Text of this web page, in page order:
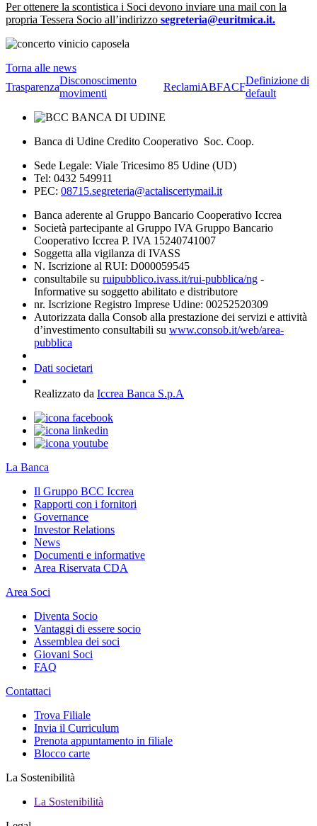
Per ottenere la scontistica i Soci devono inviare una mail con la
propria Tessera Socio all’indirizzo segreteria@euritmica.it.
Torna alle news
Trasparenza
Disconoscimento
movimenti
ReclamiABFACF
Definizione di
default
Banca di Udine Credito Cooperativo Soc. Coop.
Sede Legale: Viale Tricesimo 85 Udine (UD)
Tel: 0432 549911
PEC: 08715.segreteria@actaliscertymail.it
Banca aderente al Gruppo Bancario Cooperativo Iccrea
Società partecipante al Gruppo IVA Gruppo Bancario
Cooperativo Iccrea P. IVA 15240741007
Soggetta alla vigilanza di IVASS
N. Iscrizione al RUI: D000059545
consultabile su ruipubblico.ivass.it/rui-pubblica/ng -
Informative su soggetto abilitato e distributore
nr. Iscrizione Registro Imprese Udine: 00252520309
Autorizzata dalla Consob alla prestazione dei servizi e attività
d’investimento consultabili su www.consob.it/web/area-
pubblica
Dati societari
Realizzato da Iccrea Banca S.p.A
La Banca
Il Gruppo BCC Iccrea
Rapporti con i fornitori
Governance
Investor Relations
News
Documenti e informative
Area Riservata CDA
Area Soci
Diventa Socio
Vantaggi di essere socio
Assemblea dei soci
Giovani Soci
FAQ
Contattaci
Trova Filiale
Invia il Curriculum
Prenota appuntamento in filiale
Blocco carte
La Sostenibilità
La Sostenibilità